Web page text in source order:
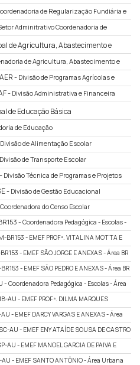
de Regularização Fundiária e
Adminitrativo Coordenadoria de
Territorial
de Agricultura, Abastecimento e
de Agricultura, Abastecimento e
- Divisão de Programas Agrícolas e
- Divisão Administrativa e Financeira
de Educação Básica
de Educação
Divisão de Alimentação Escolar
Divisão de Transporte Escolar
Divisão Técnica de Programas e Projetos
- Divisão de Gestão Educacional
Coordenadora do Censo Escolar
- Coordenadora Pedagógica - Escolas -
BR153 - EMEF PROFª. VITALINA MOTTA E
- EMEF SÃO JORGE E ANEXAS - Área BR
- EMEF SÃO PEDRO E ANEXAS - Área BR
- Coordenadora Pedagógica - Escolas - Área
AU - EMEF PROFª. DILMA MARQUES
AU - EMEF DARCY VARGAS E ANEXAS - Área
AU - EMEF ENY ATAÍDE SOUSA DE CASTRO
AU - EMEF MANOEL GARCIA DE PAIVA E
AU - EMEF SANTO ANTÔNIO - Área Urbana